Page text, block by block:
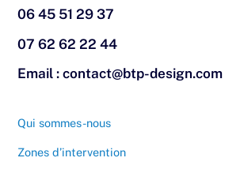
06 45 51 29 37
07 62 62 22 44
Email : contact@btp-design.com
Qui sommes-nous
Zones d’intervention